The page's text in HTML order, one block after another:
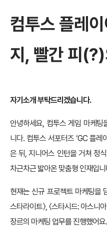
컴투스 플레
지, 빨간 피
자기소개 부탁드리겠습니다.
안녕하세요, 컴투스 게임 마케
니다. 컴투스 서포터즈 ‘GC 플레
은 뒤, 지니어스 인턴을 거쳐 정
차근차근 밟아온 맞춤형 인재입니
현재는 신규 프로젝트 마케팅을
스타라이트〉, 〈스타시드: 아스니
장르의 마케팅 업무를 진행했어요.